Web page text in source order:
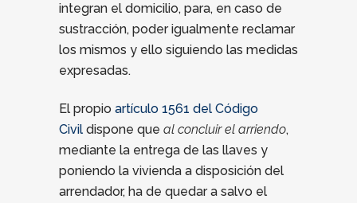
integran el domicilio, para, en caso de
sustracción, poder igualmente reclamar
los mismos y ello siguiendo las medidas
expresadas.
El propio artículo 1561 del Código
Civil dispone que al concluir el arriendo,
mediante la entrega de las llaves y
poniendo la vivienda a disposición del
arrendador, ha de quedar a salvo el